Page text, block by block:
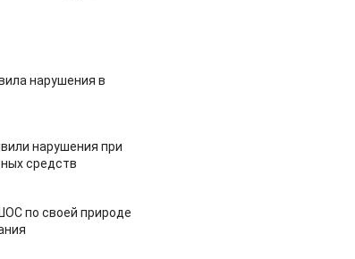
нарушения в
нарушения при
средств
по своей природе